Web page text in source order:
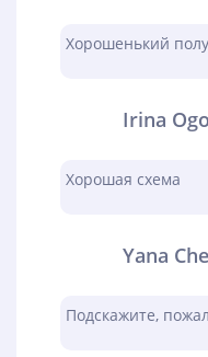
Хорошенький
Irina
Хорошая схема
Yana
Подскажите,